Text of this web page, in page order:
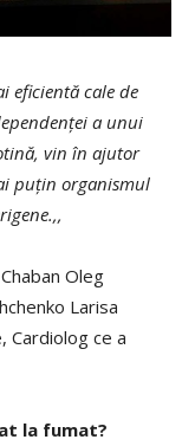
eficientă cale de
a unui
vin în ajutor
puțin organismul
Oleg
Larisa
Cardiolog ce a
la fumat?